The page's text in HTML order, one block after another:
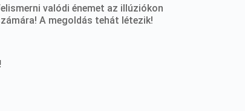
valódi énemet az illúziókon
A megoldás tehát létezik!